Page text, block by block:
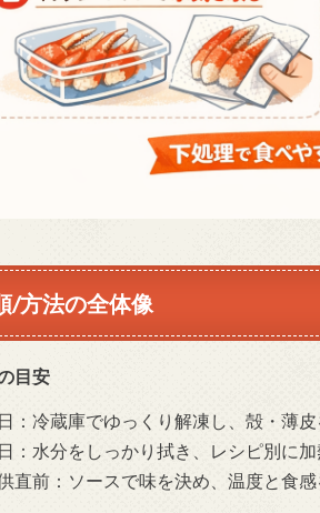
/方法の全体像
目安
：冷蔵庫でゆっくり解凍し、殻・薄
：水分をしっかり拭き、レシピ別に
直前：ソースで味を決め、温度と食